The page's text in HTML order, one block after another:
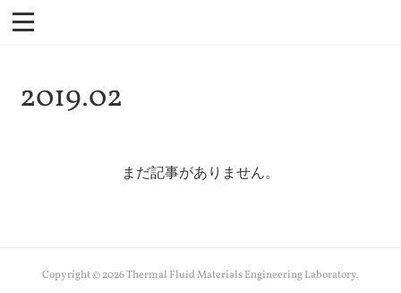
2019.02
まだ記事がありません。
Copyright ©2026Thermal Fluid Materials Engineering Laboratory.